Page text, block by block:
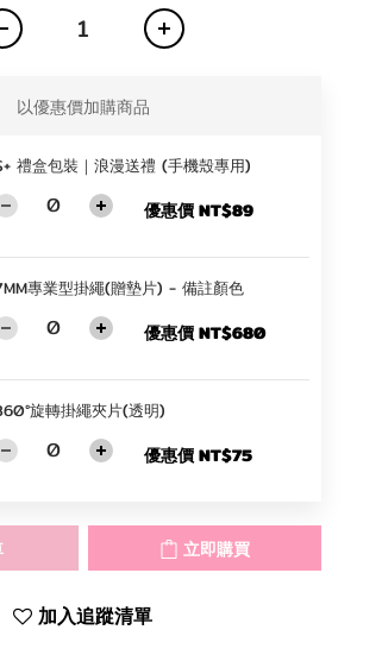
以優惠價加購商品
禮盒包裝｜浪漫送禮 (手機殼專用)
優惠價 NT$89
專業型掛繩(贈墊片) - 備註顏色
優惠價 NT$680
旋轉掛繩夾片(透明)
優惠價 NT$75
立即購買
加入追蹤清單